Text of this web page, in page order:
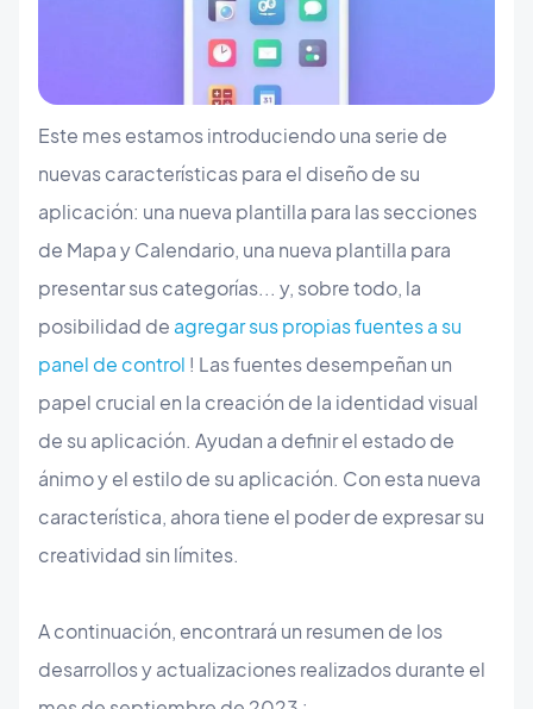
Este mes estamos introduciendo una serie de
nuevas características para el diseño de su
aplicación: una nueva plantilla para las secciones
de Mapa y Calendario, una nueva plantilla para
presentar sus categorías... y, sobre todo, la
posibilidad de agregar sus propias fuentes a su
panel de control ! Las fuentes desempeñan un
papel crucial en la creación de la identidad visual
de su aplicación. Ayudan a definir el estado de
ánimo y el estilo de su aplicación. Con esta nueva
característica, ahora tiene el poder de expresar su
creatividad sin límites.
A continuación, encontrará un resumen de los
desarrollos y actualizaciones realizados durante el